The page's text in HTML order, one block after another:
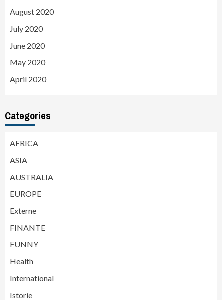
August 2020
July 2020
June 2020
May 2020
April 2020
Categories
AFRICA
ASIA
AUSTRALIA
EUROPE
Externe
FINANTE
FUNNY
Health
International
Istorie